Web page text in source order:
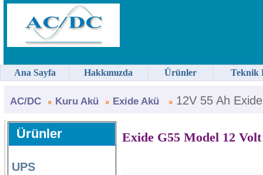
AC/DC Kuru Akü Exide Akü 12V 55 Ah
Ürünler
UPS
Exide G55 Model 12
Ana Sayfa Hakkımızda Ürünler Teknik